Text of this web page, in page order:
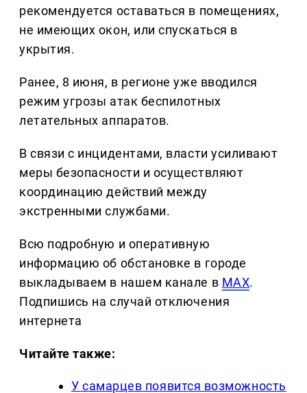
рекомендуется оставаться в помещениях,
не имеющих окон, или спускаться в
укрытия.
Ранее, 8 июня, в регионе уже вводился
режим угрозы атак беспилотных
летательных аппаратов.
В связи с инцидентами, власти усиливают
меры безопасности и осуществляют
координацию действий между
экстренными службами.
Всю подробную и оперативную
информацию об обстановке в городе
выкладываем в нашем канале в MAX.
Подпишись на случай отключения
интернета
Читайте также:
У самарцев появится возможность